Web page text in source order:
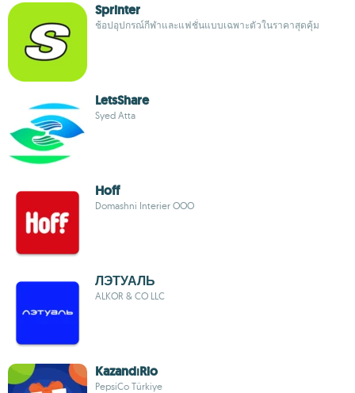
Sprinter
ช้อปอุปกรณ์กีฬาและแฟชั่นแบบเฉพาะตัวในราคาสุดคุ้ม
LetsShare
Syed Atta
Hoff
Domashni Interier OOO
ЛЭТУАЛЬ
ALKOR & CO LLC
KazandıRio
PepsiCo Türkiye